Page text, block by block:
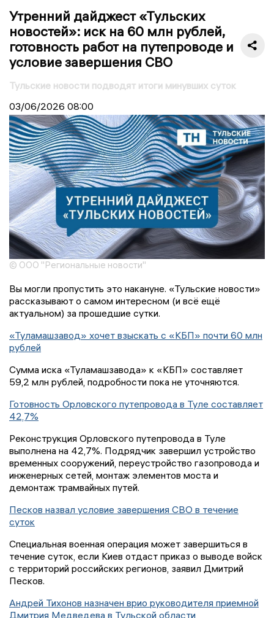
Утренний дайджест «Тульских
новостей»: иск на 60 млн рублей,
готовность работ на путепроводе и
условие завершения СВО
Тульские новости подводят итоги минувших суток
03/06/2026 08:00
© ООО "Региональные новости"
Вы могли пропустить это накануне. «Тульские новости»
рассказывают о самом интересном (и всё ещё
актуальном) за прошедшие сутки.
«Туламашзавод» хочет взыскать с «КБП» почти 60 млн
рублей
Сумма иска «Туламашзавода» к «КБП» составляет
59,2 млн рублей, подробности пока не уточняются.
Готовность Орловского путепровода в Туле составляет
42,7%
Реконструкция Орловского путепровода в Туле
выполнена на 42,7%. Подрядчик завершил устройство
временных сооружений, переустройство газопровода и
инженерных сетей, монтаж элементов моста и
демонтаж трамвайных путей.
Песков назвал условие завершения СВО в течение
суток
Специальная военная операция может завершиться в
течение суток, если Киев отдаст приказ о выводе войск
с территорий российских регионов, заявил Дмитрий
Песков.
Андрей Тихонов назначен врио руководителя приемной
Дмитрия Медведева в Тульской области